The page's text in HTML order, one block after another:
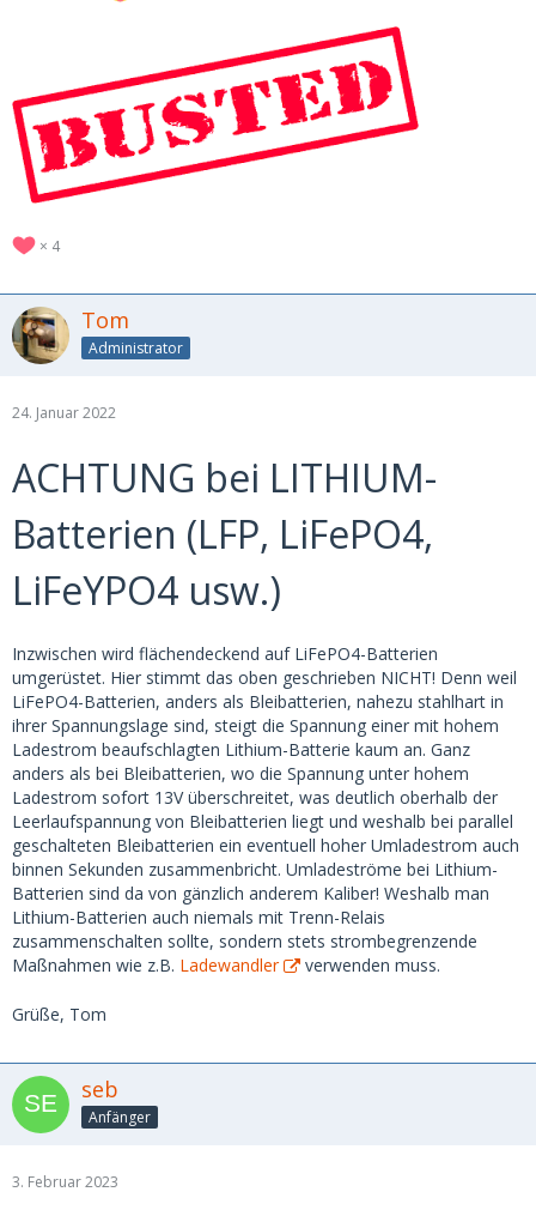
4
Tom
Administrator
24. Januar 2022
ACHTUNG bei LITHIUM-
Batterien (LFP, LiFePO4,
LiFeYPO4 usw.)
Inzwischen wird flächendeckend auf LiFePO4-Batterien
umgerüstet. Hier stimmt das oben geschrieben NICHT! Denn weil
LiFePO4-Batterien, anders als Bleibatterien, nahezu stahlhart in
ihrer Spannungslage sind, steigt die Spannung einer mit hohem
Ladestrom beaufschlagten Lithium-Batterie kaum an. Ganz
anders als bei Bleibatterien, wo die Spannung unter hohem
Ladestrom sofort 13V überschreitet, was deutlich oberhalb der
Leerlaufspannung von Bleibatterien liegt und weshalb bei parallel
geschalteten Bleibatterien ein eventuell hoher Umladestrom auch
binnen Sekunden zusammenbricht. Umladeströme bei Lithium-
Batterien sind da von gänzlich anderem Kaliber! Weshalb man
Lithium-Batterien auch niemals mit Trenn-Relais
zusammenschalten sollte, sondern stets strombegrenzende
Maßnahmen wie z.B. Ladewandler verwenden muss.
Grüße, Tom
seb
Anfänger
3. Februar 2023